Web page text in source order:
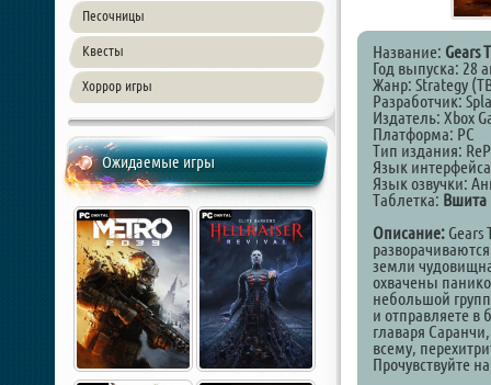
Песочницы
Квесты
Хоррор игры
Ожидаемые игры
Название: Gears
Год выпуска: 28
Жанр: Strategy
Разработчик:
Издатель: Xbox
Платформа: PC
Тип издания:
Язык
Язык озвучки:
Таблетка: Вшита
Описание:
земли
охвачены
небольшой
и отправляете в
главаря
всему,
Прочувствуйте